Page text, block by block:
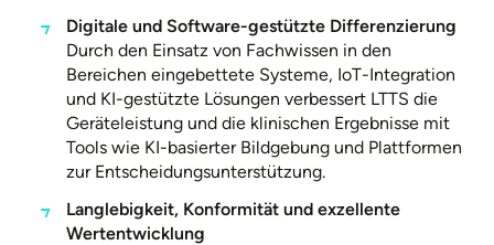
Digitale und Software-gestützte Differenzierung
Durch den Einsatz von Fachwissen in den
Bereichen eingebettete Systeme, IoT-Integration
und KI-gestützte Lösungen verbessert LTTS die
Geräteleistung und die klinischen Ergebnisse mit
Tools wie KI-basierter Bildgebung und Plattformen
zur Entscheidungsunterstützung.
Langlebigkeit, Konformität und exzellente
Wertentwicklung